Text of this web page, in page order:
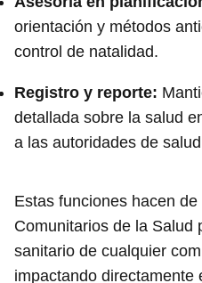
orientación y métodos
control de natalidad.
Registro y reporte:
detallada sobre la salud
a las autoridades de
Estas funciones hacen
Comunitarios de la Salud
sanitario de cualquier
impactando directamente